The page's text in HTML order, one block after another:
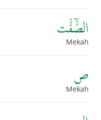
الصّٰۤفّٰت
Mekah
ص
Mekah